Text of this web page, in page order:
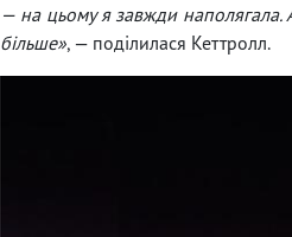
— на цьому я завжди наполягала.
більше», — поділилася Кеттролл.